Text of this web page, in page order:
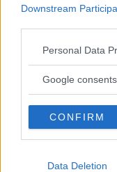
Downstream
Please note that this
not limited to your
use your data for
consent section.
Personal Data
Google consents
CONFIRM
Data Deletion